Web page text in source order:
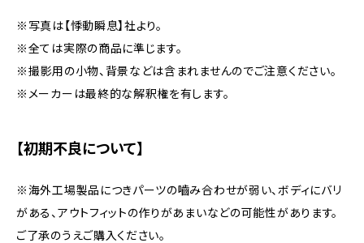
※写真は【悸動瞬息】社より。
※全ては実際の商品に準じます。
※撮影用の小物、背景などは含まれませんのでご注意ください。
※メーカーは最終的な解釈権を有します。
【初期不良について】
※海外工場製品につきパーツの嚙み合わせが弱い、ボディにバリ
がある、アウトフィットの作りがあまいなどの可能性があります。
ご了承のうえご購入ください。